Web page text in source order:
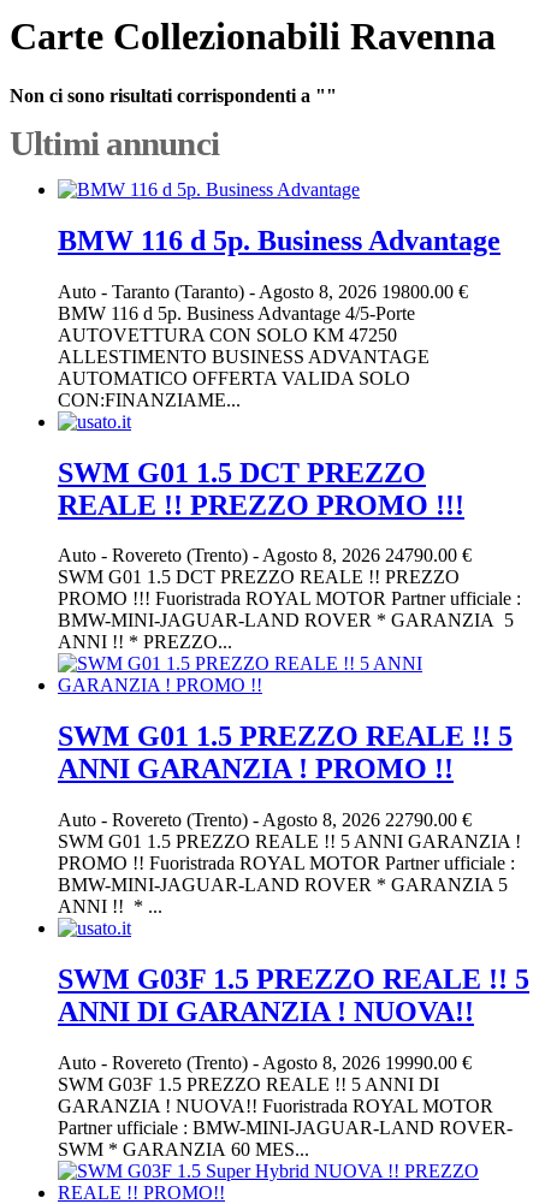
Carte Collezionabili Ravenna
Non ci sono risultati corrispondenti a ""
Ultimi annunci
BMW 116 d 5p. Business Advantage
Auto - Taranto (Taranto) - Agosto 8, 2026 19800.00 €
BMW 116 d 5p. Business Advantage 4/5-Porte
AUTOVETTURA CON SOLO KM 47250
ALLESTIMENTO BUSINESS ADVANTAGE
AUTOMATICO OFFERTA VALIDA SOLO
CON:FINANZIAME...
SWM G01 1.5 DCT PREZZO
REALE !! PREZZO PROMO !!!
Auto - Rovereto (Trento) -Agosto 8, 2026 24790.00 €
SWM G01 1.5 DCT PREZZO REALE !! PREZZO
PROMO !!! Fuoristrada ROYAL MOTOR Partner ufficiale :
BMW-MINI-JAGUAR-LAND ROVER * GARANZIA 5
ANNI !! * PREZZO...
SWM G01 1.5 PREZZO REALE !! 5
ANNI GARANZIA ! PROMO !!
Auto - Rovereto (Trento) - Agosto 8, 2026 22790.00 €
SWM G01 1.5 PREZZO REALE !! 5 ANNI GARANZIA !
PROMO !! Fuoristrada ROYAL MOTOR Partner ufficiale :
BMW-MINI-JAGUAR-LAND ROVER * GARANZIA 5
ANNI !! * ...
SWM G03F 1.5 PREZZO REALE !! 5
ANNI DI GARANZIA ! NUOVA!!
Auto - Rovereto (Trento) - Agosto 8, 2026 19990.00 €
SWM G03F 1.5 PREZZO REALE !! 5 ANNI DI
GARANZIA ! NUOVA!! Fuoristrada ROYAL MOTOR
Partner ufficiale : BMW-MINI-JAGUAR-LAND ROVER-
SWM * GARANZIA 60 MES...